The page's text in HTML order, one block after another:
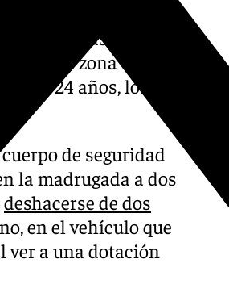
que viene
El pasado 17 de
en la zona norte tras
de 24 años, los
de seguridad
la madrugada a dos
deshacerse de dos
en el vehículo que
ver a una dotación